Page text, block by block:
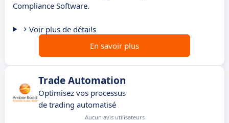
Compliance Software.
Voir plus de détails
En savoir plus
Trade Automation
Optimisez vos processus
de trading automatisé
Aucun avis utilisateurs